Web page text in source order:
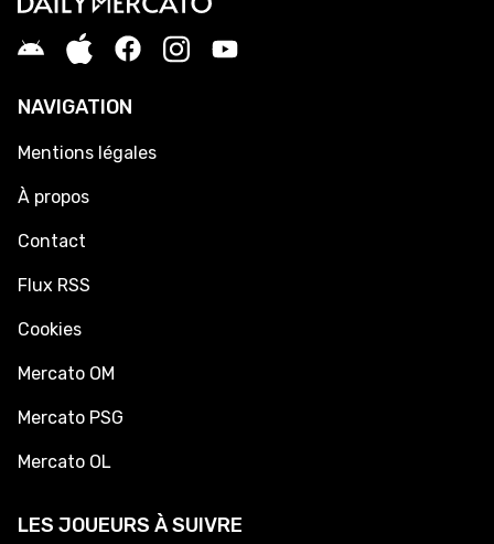
NAVIGATION
Mentions légales
À propos
Contact
Flux RSS
Cookies
Mercato OM
Mercato PSG
Mercato OL
LES JOUEURS À SUIVRE